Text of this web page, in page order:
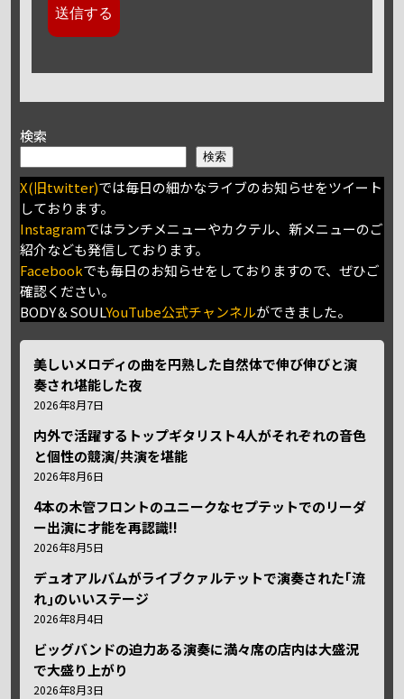
検索
検索
X(旧twitter)では毎日の細かなライブのお知らせをツイート
しております。
Instagramではランチメニューやカクテル、新メニューのご
紹介なども発信しております。
Facebookでも毎日のお知らせをしておりますので、ぜひご
確認ください。
BODY＆SOULYouTube公式チャンネルができました。
美しいメロディの曲を円熟した自然体で伸び伸びと演
奏され堪能した夜
2026年8月7日
内外で活躍するトップギタリスト4人がそれぞれの音色
と個性の競演/共演を堪能
2026年8月6日
4本の木管フロントのユニークなセプテットでのリーダ
ー出演に才能を再認識!!
2026年8月5日
デュオアルバムがライブクァルテットで演奏された｢流
れ｣のいいステージ
2026年8月4日
ビッグバンドの迫力ある演奏に満々席の店内は大盛況
で大盛り上がり
2026年8月3日